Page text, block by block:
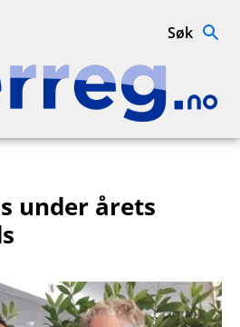
Interreg.no
Søk
under årets